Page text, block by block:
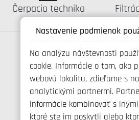
Nastavenie podmienok
Na analýzu návštevnosti
cookie. Informácie o tom, ako
webovú lokalitu, zdieľame s
analytickými partnermi.
informácie kombinovať s
ktoré ste im poskytli alebo
Katalógus:
Čerpacia technika
Spojte se s námi